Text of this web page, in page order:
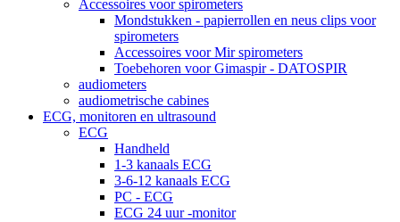
Accessoires voor spirometers
Mondstukken - papierrollen en neus clips voor
spirometers
Accessoires voor Mir spirometers
Toebehoren voor Gimaspir - DATOSPIR
audiometers
audiometrische cabines
ECG, monitoren en ultrasound
ECG
Handheld
1-3 kanaals ECG
3-6-12 kanaals ECG
PC - ECG
ECG 24 uur -monitor